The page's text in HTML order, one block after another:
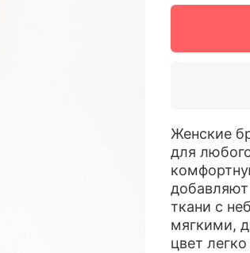
Женские
для
ткани с
мягкими,
цвет